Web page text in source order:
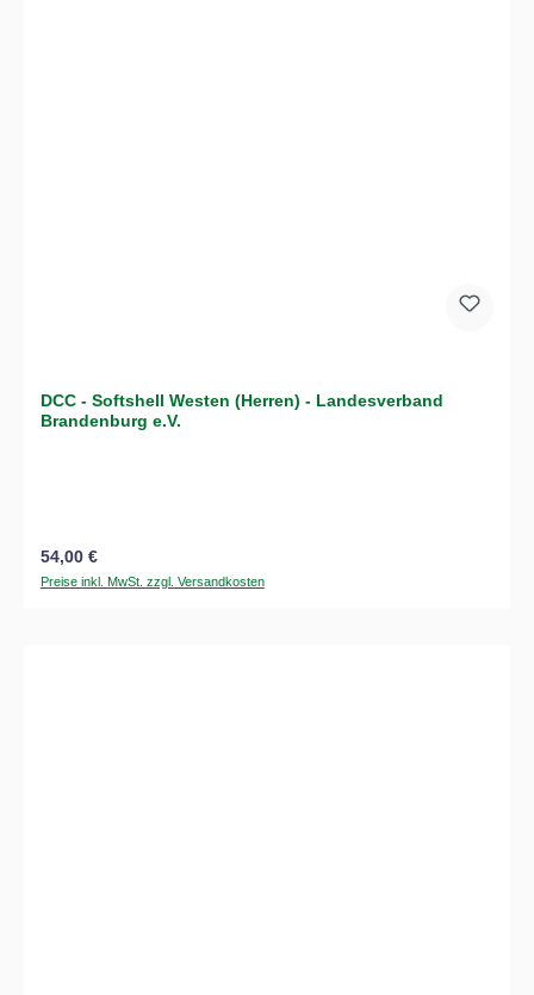
DCC - Softshell Westen (Herren) - Landesverband
Brandenburg e.V.
Regulärer Preis:
54,00 €
Preise inkl. MwSt. zzgl. Versandkosten